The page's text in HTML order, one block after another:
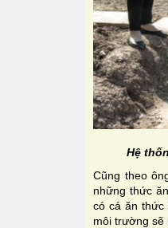
Hệ
Cũng theo
những thức
có cá ăn thức
môi trường sẽ